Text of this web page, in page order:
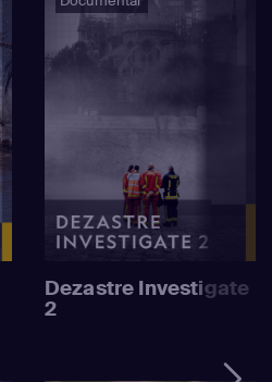
Dezastre Investigate
2